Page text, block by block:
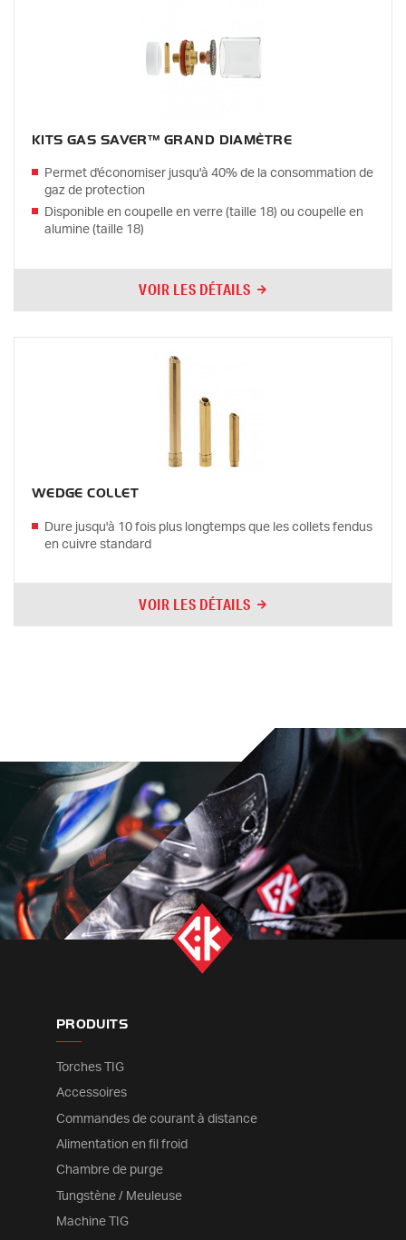
KITS GAS SAVER™ GRAND DIAMÈTRE
Permet d'économiser jusqu'à 40% de la consommation de
gaz de protection
Disponible en coupelle en verre (taille 18) ou coupelle en
alumine (taille 18)
VOIR LES DÉTAILS
WEDGE COLLET
Dure jusqu'à 10 fois plus longtemps que les collets fendus
en cuivre standard
VOIR LES DÉTAILS
PRODUITS
Torches TIG
Accessoires
Commandes de courant à distance
Alimentation en fil froid
Chambre de purge
Tungstène / Meuleuse
Machine TIG